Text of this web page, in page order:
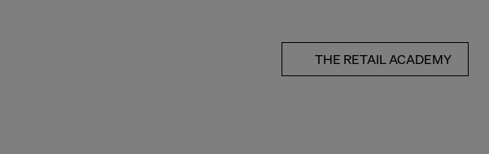
THE RETAIL ACADEMY